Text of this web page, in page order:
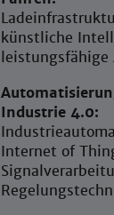
künstliche
Industrie 4.0:
Internet of